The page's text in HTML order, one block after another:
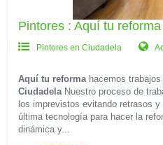
Pintores : Aquí tu reforma
Pintores en Ciudadela
Aquí tu reformahacemos trabajos
CiudadelaNuestro proceso de
los imprevistos evitando retrasos
última tecnología para hacer la
dinámica y...